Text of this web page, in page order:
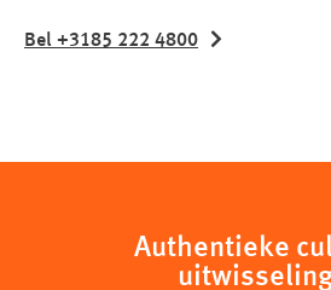
Bel +3185 222 4800
Authentieke